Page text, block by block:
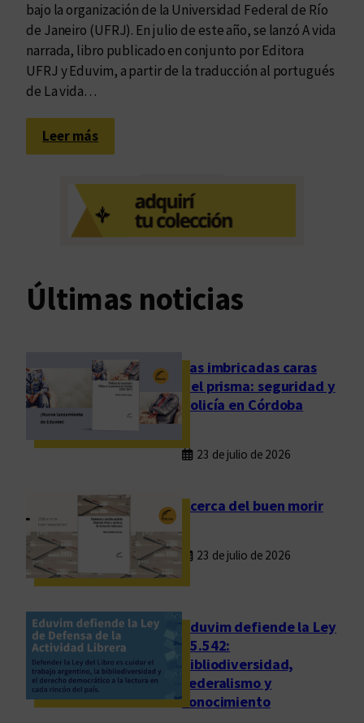
bajo la organización de la Universidad Federal de Río
de Janeiro (UFRJ). En julio de este año, se lanzó A vida
narrada, libro publicado en conjunto por Editora
UFRJ y Eduvim, a partir de la traducción al portugués
de La vida…
Leer más:
N
v
a
e
n
t
i
p
a
“
v
i
d
a
n
Últimas noticias
Las imbricadas caras
del prisma: seguridad y
policía en Córdoba
23 de julio de 2026
Acerca del buen morir
23 de julio de 2026
Eduvim defiende la Ley
25.542:
bibliodiversidad,
federalismo y
conocimiento